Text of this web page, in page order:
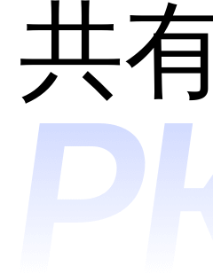
用
哪